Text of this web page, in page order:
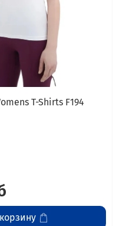
T-Shirts F194